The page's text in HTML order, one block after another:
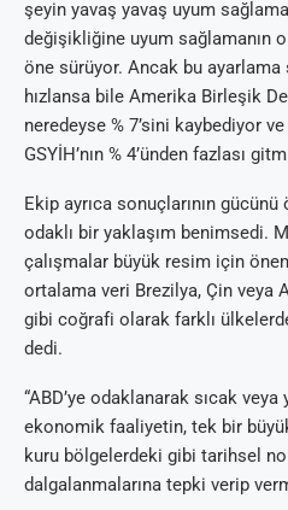
şeyin yavaş yavaş uyum
değişikliğine uyum sağlamanın
öne sürüyor. Ancak bu ayarlama
hızlansa bile Amerika Birleşik
neredeyse % 7’sini kaybediyor
GSYİH’nın % 4’ünden fazlası
Ekip ayrıca sonuçlarının
odaklı bir yaklaşım benimsedi.
çalışmalar büyük resim için
ortalama veri Brezilya, Çin veya
gibi coğrafi olarak farklı
dedi.
“ABD’ye odaklanarak sıcak veya
ekonomik faaliyetin, tek bir
kuru bölgelerdeki gibi tarihsel
dalgalanmalarına tepki verip